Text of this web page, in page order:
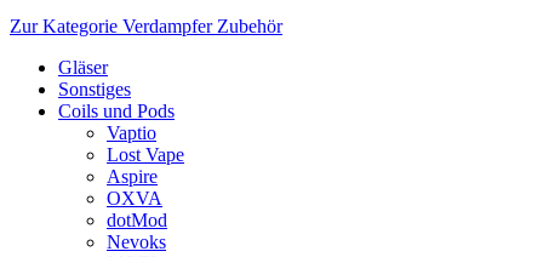
Zur Kategorie Verdampfer Zubehör
Gläser
Sonstiges
Coils und Pods
Vaptio
Lost Vape
Aspire
OXVA
dotMod
Nevoks